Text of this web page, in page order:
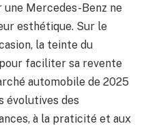
Mercedes-Benz ne
esthétique. Sur le
la teinte du
faciliter sa revente
automobile de 2025
évolutives des
à la praticité et aux